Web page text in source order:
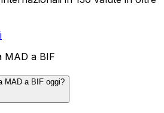
MAD a BIF
MAD a BIF oggi?